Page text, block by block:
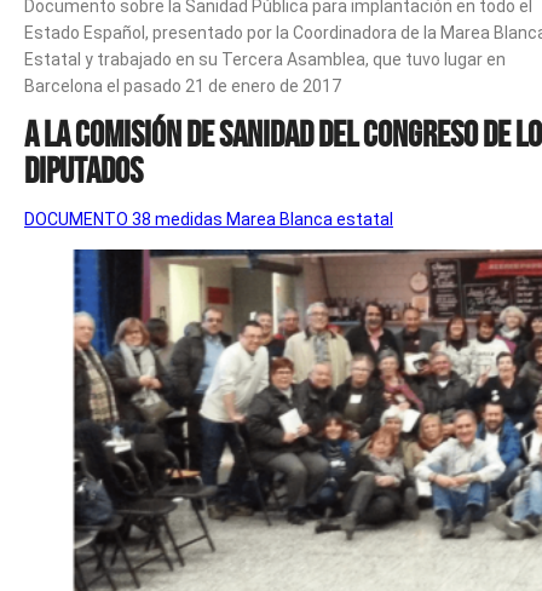
Documento sobre la Sanidad Pública para implantación en todo el
Estado Español, presentado por la Coordinadora de la Marea
Estatal y trabajado en su Tercera Asamblea, que tuvo lugar en
Barcelona el pasado 21 de enero de 2017
A la COMISIÓN DE SANIDAD del CONGRESO DE
DIPUTADOS
DOCUMENTO 38 medidas Marea Blanca estatal